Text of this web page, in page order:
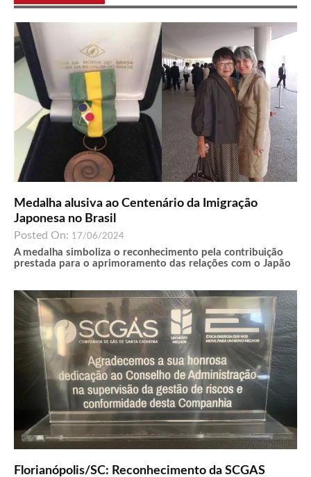
Medalha alusiva ao Centenário da Imigração
Japonesa no Brasil
Posted On: 17/06/2024
A medalha simboliza o reconhecimento pela contribuição
prestada para o aprimoramento das relações com o Japão
Florianópolis/SC: Reconhecimento da SCGAS